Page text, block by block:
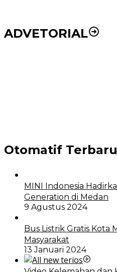
ADVETORIAL
Otomatif Terbaru
MINI Indonesia
Generation di Medan
9 Agustus 2024
Bus Listrik Gratis Kota
Masyarakat
13 Januari 2024